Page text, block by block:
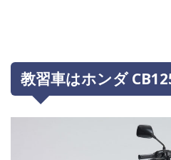
教習車はホンダ